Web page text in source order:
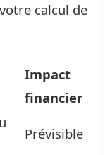
calcul de
Impact
financier
Prévisible